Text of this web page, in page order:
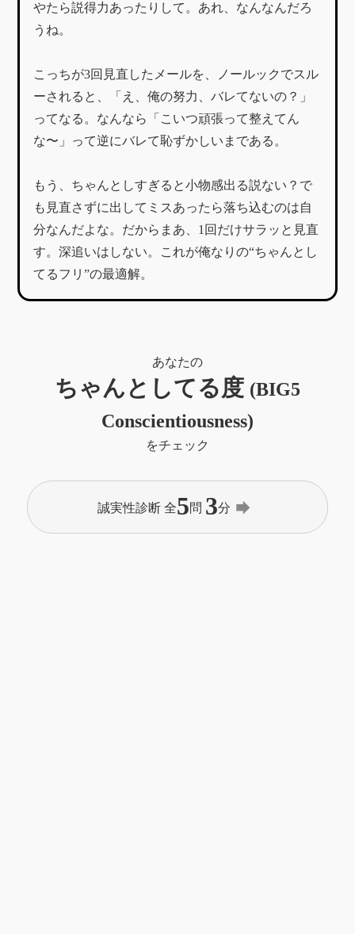
やたら説得力あったりして。あれ、なんなんだろ
うね。
こっちが3回見直したメールを、ノールックでスル
ーされると、「え、俺の努力、バレてないの？」
ってなる。なんなら「こいつ頑張って整えてん
な〜」って逆にバレて恥ずかしいまである。
もう、ちゃんとしすぎると小物感出る説ない？で
も見直さずに出してミスあったら落ち込むのは自
分なんだよな。だからまあ、1回だけサラッと見直
す。深追いはしない。これが俺なりの“ちゃんとし
てるフリ”の最適解。
あなたの
ちゃんとしてる度 (BIG5
Conscientiousness)
をチェック
誠実性診断 全5問 3分 forward